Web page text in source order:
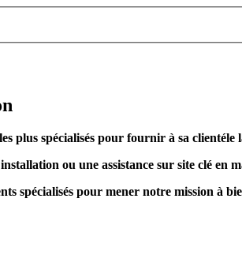
plus spécialisés pour fournir à sa
ou une assistance sur site clé en
spécialisés pour mener notre mission à